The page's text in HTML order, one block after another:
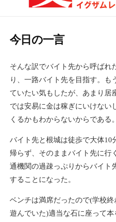
今日の一言
そんな訳でバイト先から呼ばれ
り、一路バイト先を目指す。も
ていたい気もしたが、あまり居
では安易に金は稼ぎにいけない
くるかもわからないからである。
バイト先と根城は徒歩で大体10
帰らず、そのままバイト先に行
通機関の過疎っぷりからバイト
することになった。
ベンチは満席だったので(学校
遊んでいた)適当な石に座って本